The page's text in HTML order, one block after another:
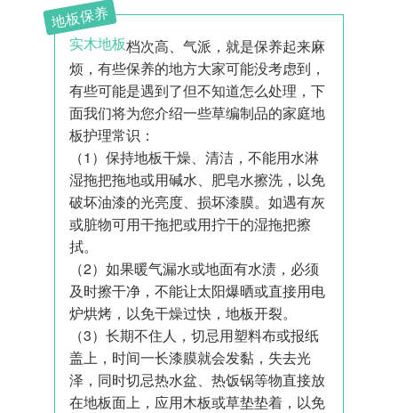
地板保养
实木地板档次高、气派，就是保养起来麻
烦，有些保养的地方大家可能没考虑到，
有些可能是遇到了但不知道怎么处理，下
面我们将为您介绍一些草编制品的家庭地
板护理常识：
（1）保持地板干燥、清洁，不能用水淋
湿拖把拖地或用碱水、肥皂水擦洗，以免
破坏油漆的光亮度、损坏漆膜。如遇有灰
或脏物可用干拖把或用拧干的湿拖把擦
拭。
（2）如果暖气漏水或地面有水渍，必须
及时擦干净，不能让太阳爆晒或直接用电
炉烘烤，以免干燥过快，地板开裂。
（3）长期不住人，切忌用塑料布或报纸
盖上，时间一长漆膜就会发黏，失去光
泽，同时切忌热水盆、热饭锅等物直接放
在地板面上，应用木板或草垫垫着，以免